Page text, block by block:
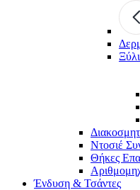
Ντοσιέ
Θήκες
Ένδυση & Τσάντες